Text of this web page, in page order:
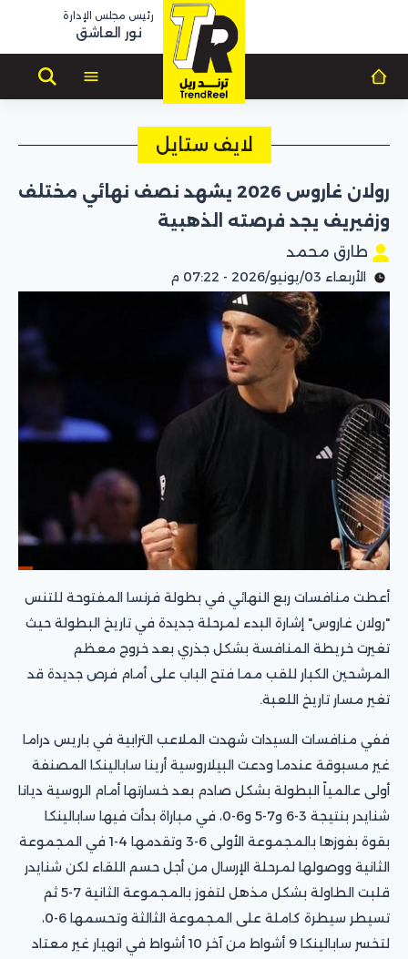
رئيس مجلس الإدارة
نور العاشق
لايف ستايل
رولان غاروس 2026 يشهد نصف نهائي مختلف
وزفيريف يجد فرصته الذهبية
طارق محمد
الأربعاء 03/يونيو/2026 - 07:22 م
أعطت منافسات ربع النهائي في بطولة فرنسا المفتوحة للتنس
"رولان غاروس" إشارة البدء لمرحلة جديدة في تاريخ البطولة حيث
تغيرت خريطة المنافسة بشكل جذري بعد خروج معظم
المرشحين الكبار للقب مما فتح الباب على أمام فرص جديدة قد
تغير مسار تاريخ اللعبة.
ففي منافسات السيدات شهدت الملاعب الترابية في باريس دراما
غير مسبوقة عندما ودعت البيلاروسية أرينا سابالينكا المصنفة
أولى عالمياً البطولة بشكل صادم بعد خسارتها أمام الروسية ديانا
شنايدر بنتيجة 3-6 و7-5 و6-0، في مباراة بدأت فيها سابالينكا
بقوة بفوزها بالمجموعة الأولى 6-3 وتقدمها 4-1 في المجموعة
الثانية ووصولها لمرحلة الإرسال من أجل حسم اللقاء لكن شنايدر
قلبت الطاولة بشكل مذهل لتفوز بالمجموعة الثانية 7-5 ثم
تسيطر سيطرة كاملة على المجموعة الثالثة وتحسمها 6-0،
لتخسر سابالينكا 9 أشواط من آخر 10 أشواط في انهيار غير معتاد